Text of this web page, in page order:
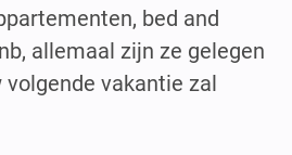
bed and
allemaal zijn ze gelegen
volgende vakantie zal